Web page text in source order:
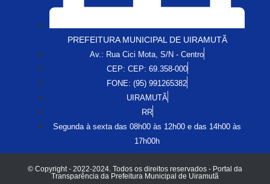
PREFEITURA MUNICIPAL DE UIRAMUTÃ
Av.: Rua Cici Mota, S/N - Centro
CEP: CEP: 69.358-000
FONE: (95) 991265382
UIRAMUTÃ
RR
Segunda à sexta das 08h00 às 12h00 e das 14h00 às
17h00h
© Copyright - 2022-2024. Todos os direitos reservados - Portal da
Transparência da Prefeitura Municipal de Uiramutã